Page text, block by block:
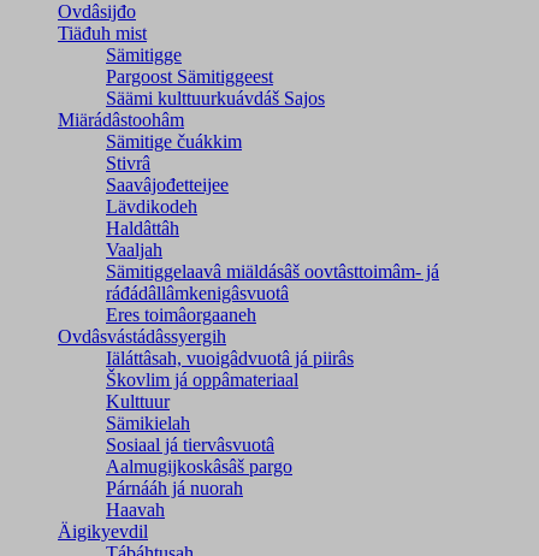
Ovdâsijđo
Tiäđuh mist
Sämitigge
Pargoost Sämitiggeest
Säämi kulttuurkuávdáš Sajos
Miärádâstoohâm
Sämitige čuákkim
Stivrâ
Saavâjođetteijee
Lävdikodeh
Haldâttâh
Vaaljah
Sämitiggelaavâ miäldásâš oovtâsttoimâm- já
ráđádâllâmkenigâsvuotâ
Eres toimâorgaaneh
Ovdâsvástádâssyergih
Iäláttâsah, vuoigâdvuotâ já piirâs
Škovlim já oppâmateriaal
Kulttuur
Sämikielah
Sosiaal já tiervâsvuotâ
Aalmugijkoskâsâš pargo
Párnááh já nuorah
Haavah
Äigikyevdil